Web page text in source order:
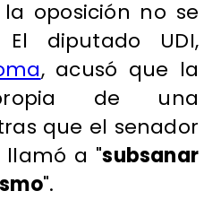
oposición no se
diputado UDI,
, acusó que la
de una
que el senador
llamó a "subsanar
".